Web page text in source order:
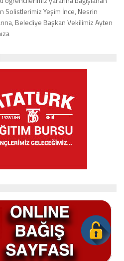
Solistlerimiz Yeşim İnce, Nesrin
Belediye Başkan Vekilimiz Ayten